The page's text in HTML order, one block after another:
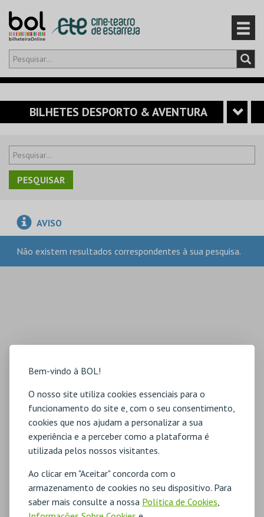
Bem-vindo à BOL!
O nosso site utiliza cookies essenciais para o
funcionamento do site e, com o seu consentimento,
cookies que nos ajudam a personalizar a sua
experiência e a perceber como a plataforma é
utilizada pelos nossos visitantes.
Ao clicar em "Aceitar" concorda com o
armazenamento de cookies no seu dispositivo. Para
saber mais consulte a nossa Política de Cookies,
Olá,iniciar sessão
CARRINHO 0
CARTÕES
BILHETES DESPORTO & AVENTURA
AVISO
Não existem resultados correspondentes à sua pesquisa.